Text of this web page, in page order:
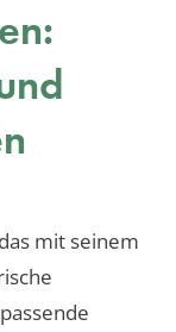
mit seinem